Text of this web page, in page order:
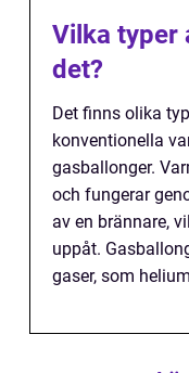
Vilka typer
det?
Det finns olika
konventionella
gasballonger.
och fungerar
av en brännare,
uppåt.
gaser, som